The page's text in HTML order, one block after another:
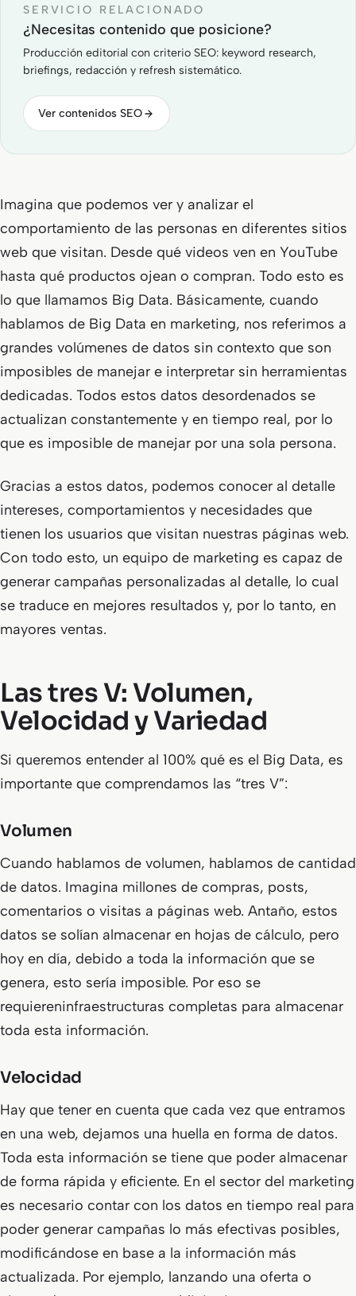
SERVICIO RELACIONADO
¿Necesitas contenido que posicione?
Producción editorial con criterio SEO: keyword research,
briefings, redacción y refresh sistemático.
Ver contenidos SEO
Imagina que podemos ver y analizar el
comportamiento de las personas en diferentes sitios
web que visitan. Desde qué videos ven en YouTube
hasta qué productos ojean o compran. Todo esto es
lo que llamamos Big Data. Básicamente, cuando
hablamos de Big Data en marketing, nos referimos a
grandes volúmenes de datos sin contexto que son
imposibles de manejar e interpretar sin herramientas
dedicadas. Todos estos datos desordenados se
actualizan constantemente y en tiempo real, por lo
que es imposible de manejar por una sola persona.
Gracias a estos datos, podemos conocer al detalle
intereses, comportamientos y necesidades que
tienen los usuarios que visitan nuestras páginas web.
Con todo esto, un equipo de marketing es capaz de
generar campañas personalizadas al detalle, lo cual
se traduce en mejores resultados y, por lo tanto, en
mayores ventas.
Las tres V: Volumen,
Velocidad y Variedad
Si queremos entender al 100% qué es el Big Data, es
importante que comprendamos las “tres V”:
Volumen
Cuando hablamos de volumen, hablamos de cantidad
de datos. Imagina millones de compras, posts,
comentarios o visitas a páginas web. Antaño, estos
datos se solían almacenar en hojas de cálculo, pero
hoy en día, debido a toda la información que se
genera, esto sería imposible. Por eso se
requiereninfraestructuras completas para almacenar
toda esta información.
Velocidad
Hay que tener en cuenta que cada vez que entramos
en una web, dejamos una huella en forma de datos.
Toda esta información se tiene que poder almacenar
de forma rápida y eficiente. En el sector del marketing
es necesario contar con los datos en tiempo real para
poder generar campañas lo más efectivas posibles,
modificándose en base a la información más
actualizada. Por ejemplo, lanzando una oferta o